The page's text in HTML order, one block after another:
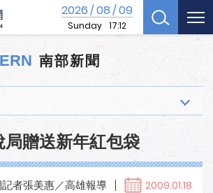
2026/08/09
Sunday 17:12
南部新聞
局贈送新年紅包袋
者張美惠／高雄報導 2009.01.18